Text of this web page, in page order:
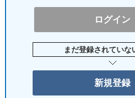
まだ登録されていな